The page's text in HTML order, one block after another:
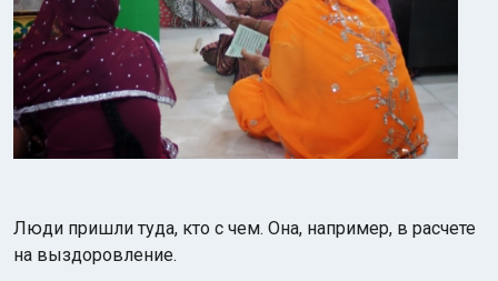
Люди пришли туда, кто с чем. Она, например, в расчете
на выздоровление.